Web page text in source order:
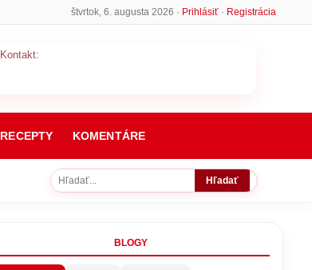
štvrtok, 6. augusta 2026 · Prihlásiť · Registrácia
Kontakt:
RECEPTY KOMENTÁRE
Hľadať
BLOGY